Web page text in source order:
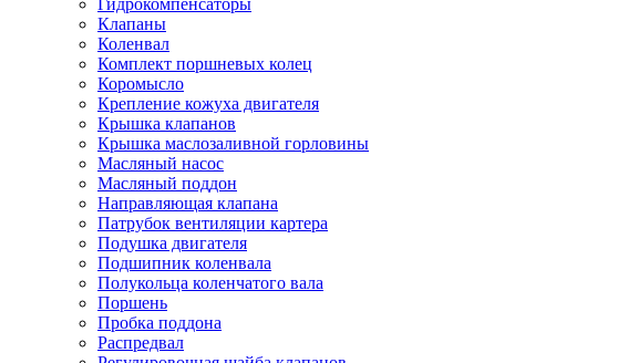
Гидрокомпенсаторы
Клапаны
Коленвал
Комплект поршневых колец
Коромысло
Крепление кожуха двигателя
Крышка клапанов
Крышка маслозаливной горловины
Масляный насос
Масляный поддон
Направляющая клапана
Патрубок вентиляции картера
Подушка двигателя
Подшипник коленвала
Полукольца коленчатого вала
Поршень
Пробка поддона
Распредвал